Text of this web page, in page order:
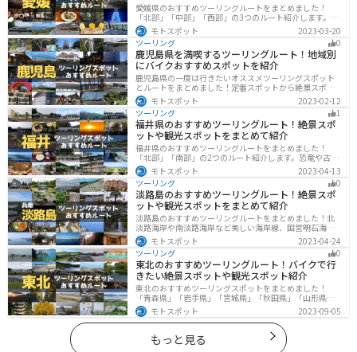
愛媛県のおすすめツーリングルートをまとめました！
「北部」「中部」「西部」の3つのルート紹介します。山
や海といった自然だけでなく、気軽に渡れる島もあり
様々な楽しみ方ができます。バイクで愛媛県にツーリン
グに行く際は参考にしてください。
モトスポット
2023-03-20
ツーリング
0
鹿児島県を満喫するツーリングルート！地域別
にバイクおすすめスポットを紹介
鹿児島県の一度は行きたいオススメツーリングスポット
とルートをまとめました！定番スポットから絶景スポッ
ト、温泉、山、海、グルメなど様々なジャンルで楽しめ
ます。バイクで鹿児島ツーリングに行こうと思っている
人は、参考にしてください。
モトスポット
2023-02-12
ツーリング
1
福井県のおすすめツーリングルート！絶景スポ
ットや観光スポットをまとめて紹介
福井県のおすすめツーリングルートをまとめました！
「北部」「南部」の2つのルート紹介します。恐竜や古代
遺跡、温泉地など魅力に溢れるスポットが多数ありま
す。バイクで福井県にツーリングに行く際は参考にして
ください。
モトスポット
2023-04-13
ツーリング
0
淡路島のおすすめツーリングルート！絶景スポ
ットや観光スポットをまとめて紹介
淡路島のおすすめツーリングルートをまとめました！北
淡路海岸や南淡路海岸など美しい海岸線、国営明石海峡
公園や淡路夢舞台など、自然とアートが融合した施設も
多数あります。バイクで淡路島にツーリングに行く際は
参考にしてください。
モトスポット
2023-04-24
ツーリング
0
東北のおすすめツーリングルート！バイクで行
きたい絶景スポットや観光スポット紹介
東北のおすすめツーリングスポットをまとめました！
「青森県」「岩手県」「宮城県」「秋田県」「山形県」
「福島県」の各県の観光地紹介します。自然豊かな山々
や湖、温泉地が点在し、四季折々の景色を楽しめるスポ
ットが多数あります。バイクで東北にツーリングに行く
際は参考にしてください。
モトスポット 2023-09-05
もっと見る